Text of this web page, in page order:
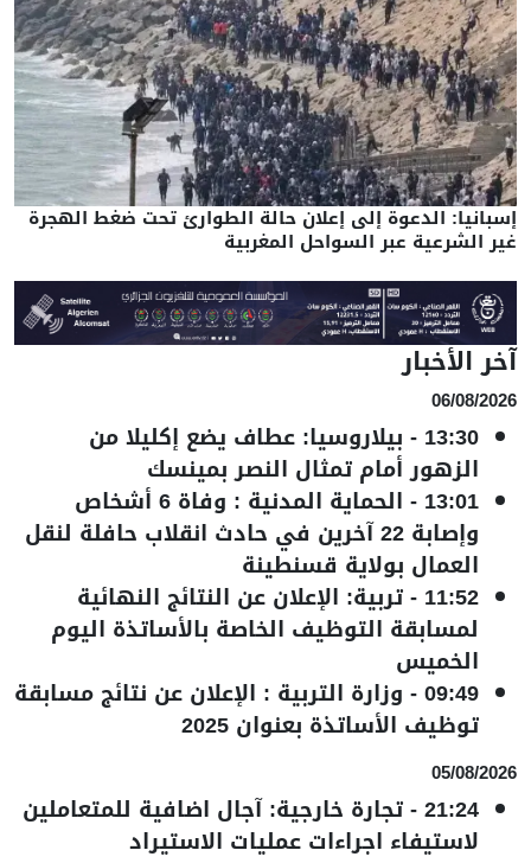
إسبانيا: الدعوة إلى إعلان حالة الطوارئ تحت ضغط الهجرة
غير الشرعية عبر السواحل المغربية
آخر الأخبار
06/08/2026
13:30
- بيلاروسيا: عطاف يضع إكليلا من
الزهور أمام تمثال النصر بمينسك
13:01
- الحماية المدنية : وفاة 6 أشخاص
وإصابة 22 آخرين في حادث انقلاب حافلة لنقل
العمال بولاية قسنطينة
11:52
-تربية: الإعلان عن النتائج النهائية
لمسابقة التوظيف الخاصة بالأساتذة اليوم
الخميس
09:49
- وزارة التربية : الإعلان عن نتائج مسابقة
توظيف الأساتذة بعنوان 2025
05/08/2026
21:24
-تجارة خارجية: آجال اضافية للمتعاملين
لاستيفاء اجراءات عمليات الاستيراد